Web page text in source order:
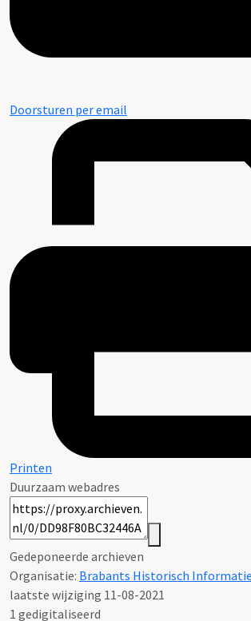
Doorsturen per email
Printen
Duurzaam webadres
Gedeponeerde archieven
Organisatie: Brabants Historisch
laatste wijziging 11-08-2021
1 gedigitaliseerd